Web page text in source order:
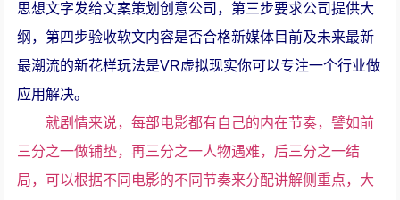
思想文字发给文案策划创意公司，第三步要求公司提供大
纲，第四步验收软文内容是否合格新媒体目前及未来最新
最潮流的新花样玩法是VR虚拟现实你可以专注一个行业做
应用解决。
就剧情来说，每部电影都有自己的内在节奏，譬如前
三分之一做铺垫，再三分之一人物遇难，后三分之一结
局，可以根据不同电影的不同节奏来分配讲解侧重点，大